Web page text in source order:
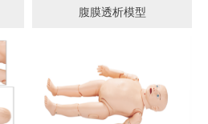
腹膜透析模型